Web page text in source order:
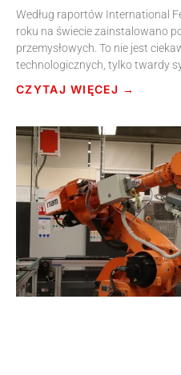
Według raportów International
roku na świecie zainstalowano
przemysłowych. To nie jest
technologicznych, tylko twardy
CZYTAJ WIĘCEJ →